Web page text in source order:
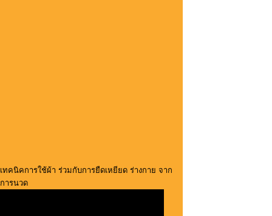
เทคนิคการใช้ผ้า ร่วมกับการยืดเหยียด ร่างกาย จาก
การนวด